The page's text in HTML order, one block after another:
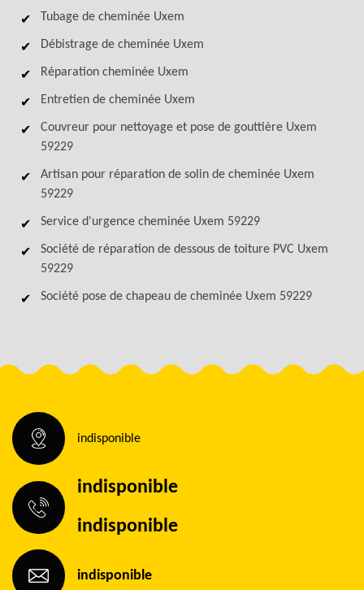
Tubage de cheminée Uxem
Débistrage de cheminée Uxem
Réparation cheminée Uxem
Entretien de cheminée Uxem
Couvreur pour nettoyage et pose de gouttière Uxem
59229
Artisan pour réparation de solin de cheminée Uxem
59229
Service d'urgence cheminée Uxem 59229
Société de réparation de dessous de toiture PVC Uxem
59229
Société pose de chapeau de cheminée Uxem 59229
indisponible
indisponible
indisponible
indisponible